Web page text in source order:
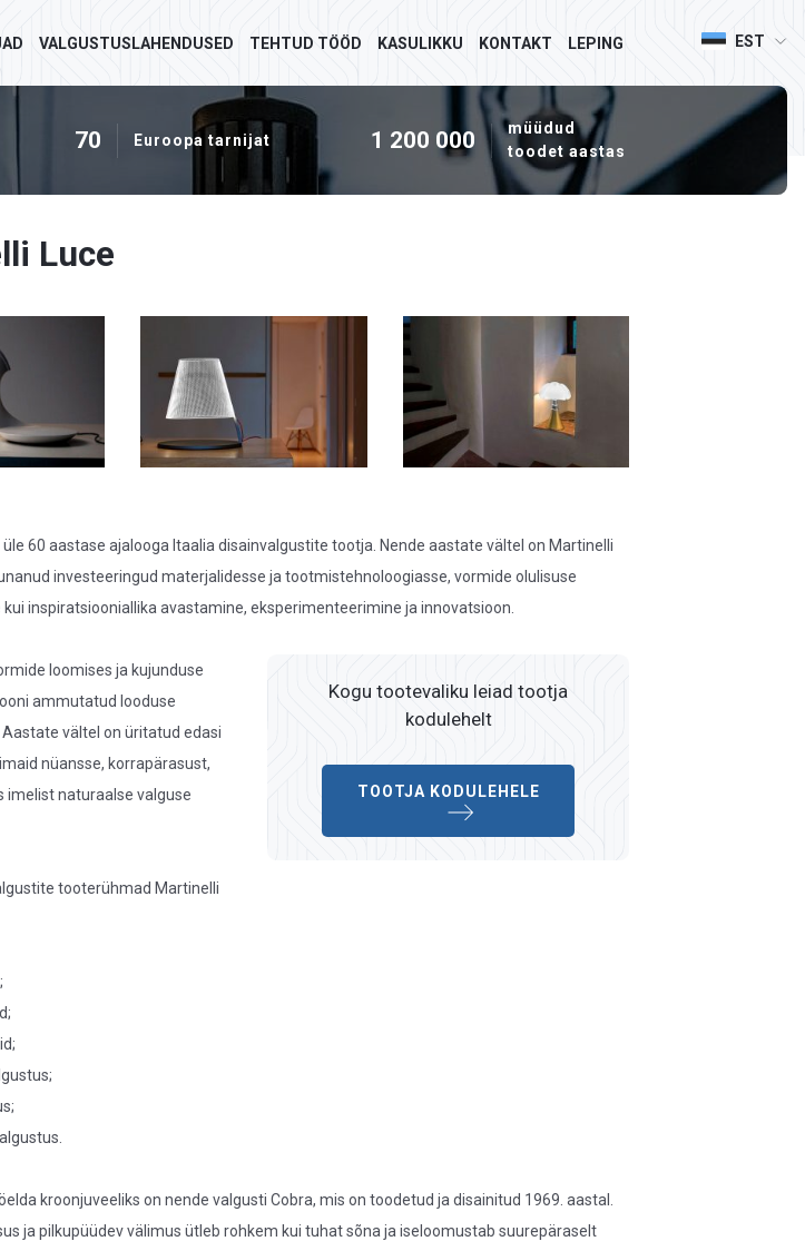
VALGUSTUSLAHENDUSED TEHTUD TÖÖD KASULIKKU KONTAKT LEPING EST
70 Euroopa tarnijat 1 200 000
müüdud
toodet aastas
Luce
60 aastase ajalooga Itaalia disainvalgustite tootja. Nende aastate vältel on Martinelli
investeeringud materjalidesse ja tootmistehnoloogiasse, vormide olulisuse
inspiratsiooniallika avastamine, eksperimenteerimine ja innovatsioon.
Kogu tootevaliku leiad tootja
kodulehelt
TOOTJA KODULEHELE
loomises ja kujunduse
ammutatud looduse
vältel on üritatud edasi
nüansse, korrapärasust,
imelist naturaalse valguse
tooterühmad Martinelli
kroonjuveeliks on nende valgusti Cobra, mis on toodetud ja disainitud 1969. aastal.
ja pilkupüüdev välimus ütleb rohkem kui tuhat sõna ja iseloomustab suurepäraselt